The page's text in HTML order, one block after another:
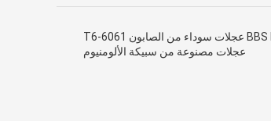
BBS Fi-R عجلات سوداء من الصابون 6061-T6
عجلات مصنوعة من سبيكة الألومنيوم